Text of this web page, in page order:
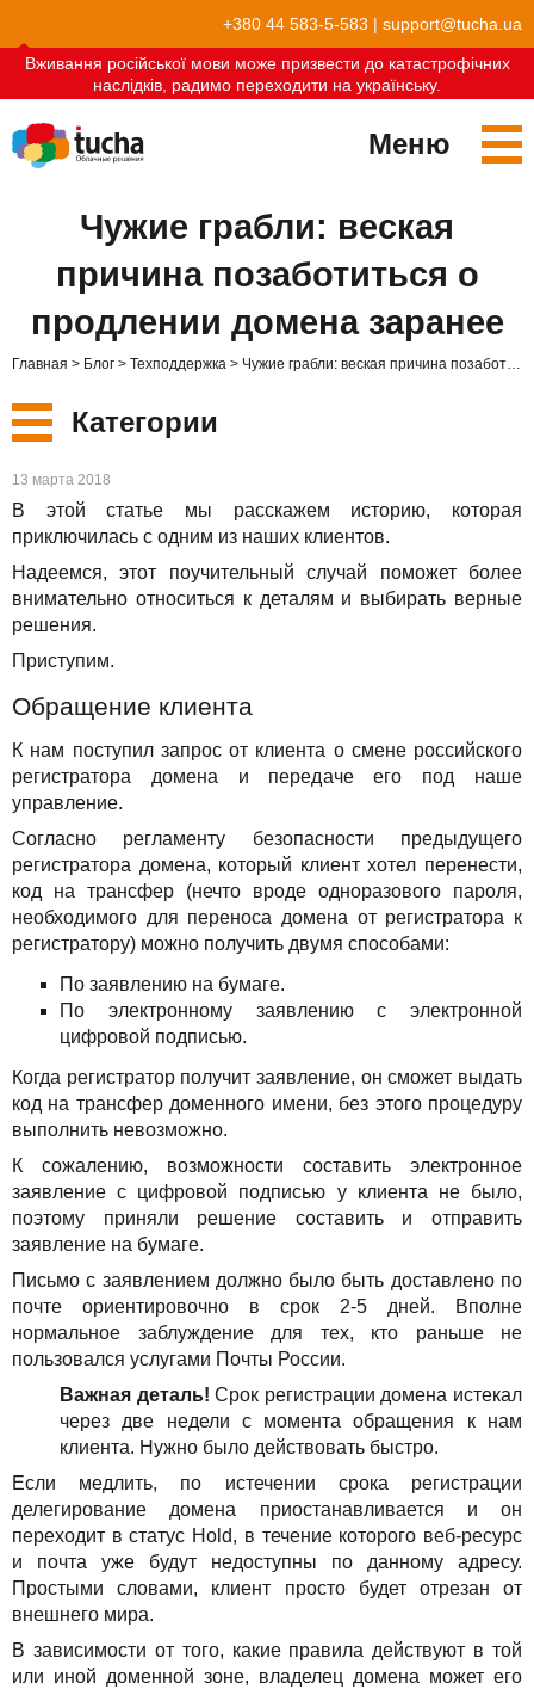
+380 44 583-5-583 | support@tucha.ua
Вживання російської мови може призвести до катастрофічних
наслідків, радимо переходити на українську.
Меню
TuchaBit+
TuchaMetal
TuchaHosting
TuchaSync
Облака для e-commerce
Хостинг сайтов-конструкторов
Реселінг хостингу
Стать партнёром
Отзывы
Компания
Контакты
Чужие грабли: веская
причина позаботиться о
продлении домена заранее
Главная Блог Техподдержка Чужие грабли: веская причина позаботиться о продлении домена заранее
Категории
Новые
Сервисы
Решения
Техподдержка
Инструкции
FAQ
Интервью
Авторская колонка
События
Праздники
Акции
13 марта 2018
В этой статье мы расскажем историю, которая
приключилась с одним из наших клиентов.
Надеемся, этот поучительный случай поможет более
внимательно относиться к деталям и выбирать верные
решения.
Приступим.
Обращение клиента
К нам поступил запрос от клиента о смене российского
регистратора домена и передаче его под наше
управление.
Согласно регламенту безопасности предыдущего
регистратора домена, который клиент хотел перенести,
код на трансфер (нечто вроде одноразового пароля,
необходимого для переноса домена от регистратора к
регистратору) можно получить двумя способами:
По заявлению на бумаге.
По электронному заявлению с электронной
цифровой подписью.
Когда регистратор получит заявление, он сможет выдать
код на трансфер доменного имени, без этого процедуру
выполнить невозможно.
К сожалению, возможности составить электронное
заявление с цифровой подписью у клиента не было,
поэтому приняли решение составить и отправить
заявление на бумаге.
Письмо с заявлением должно было быть доставлено по
почте ориентировочно в срок 2-5 дней. Вполне
нормальное заблуждение для тех, кто раньше не
пользовался услугами Почты России.
Важная деталь! Срок регистрации домена истекал
через две недели с момента обращения к нам
клиента. Нужно было действовать быстро.
Если медлить, по истечении срока регистрации
делегирование домена приостанавливается и он
переходит в статус Hold, в течение которого веб-ресурс
и почта уже будут недоступны по данному адресу.
Простыми словами, клиент просто будет отрезан от
внешнего мира.
В зависимости от того, какие правила действуют в той
или иной доменной зоне, владелец домена может его